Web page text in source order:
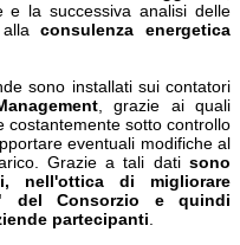
e la successiva analisi delle
allaconsulenza energetica
sono installati sui contatori
, grazie ai quali
costantemente sotto controllo
eventuali modifiche al
Grazie a tali dati sono
nell'ottica di migliorare
del Consorzio e quindi
partecipanti